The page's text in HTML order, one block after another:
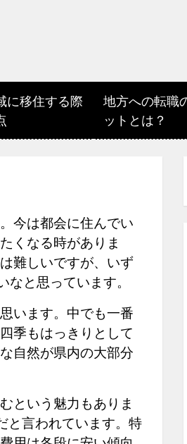
に移住する際
地方への転職
ットとは？
今は都会に住んでい
くなる時がありま
難しいですが、いず
と思っています。
います。中でも一番
季もはっきりとして
自然が県内の大部分
という魅力もありま
と言われています。特